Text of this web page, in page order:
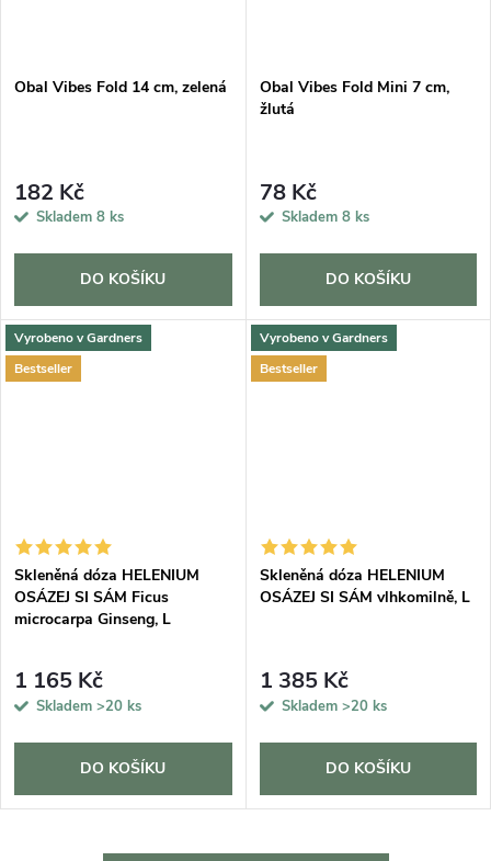
Obal Vibes Fold 14 cm, zelená
182 Kč
Skladem 8 ks
DO KOŠÍKU
Obal Vibes Fold Mini 7 cm,
žlutá
78 Kč
Skladem 8 ks
DO KOŠÍKU
Vyrobeno v Gardners
Bestseller
Skleněná dóza HELENIUM
OSÁZEJ SI SÁM Ficus
microcarpa Ginseng, L
1 165 Kč
Skladem >20 ks
DO KOŠÍKU
Vyrobeno v Gardners
Bestseller
Skleněná dóza HELENIUM
OSÁZEJ SI SÁM vlhkomilně, L
1 385 Kč
Skladem >20 ks
DO KOŠÍKU